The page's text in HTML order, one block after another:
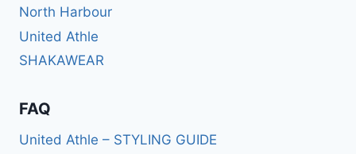
North Harbour
United Athle
SHAKAWEAR
FAQ
United Athle – STYLING GUIDE